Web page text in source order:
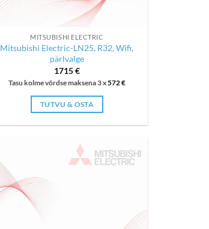
MITSUBISHI ELECTRIC
Mitsubishi Electric-LN25, R32, Wifi,
pärlvalge
1715€
Tasu kolme võrdse maksena 3 x572€
TUTVU & OSTA